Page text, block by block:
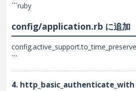
```ruby
config/application.rb に追加
```
4. http_basic_authenticate_with